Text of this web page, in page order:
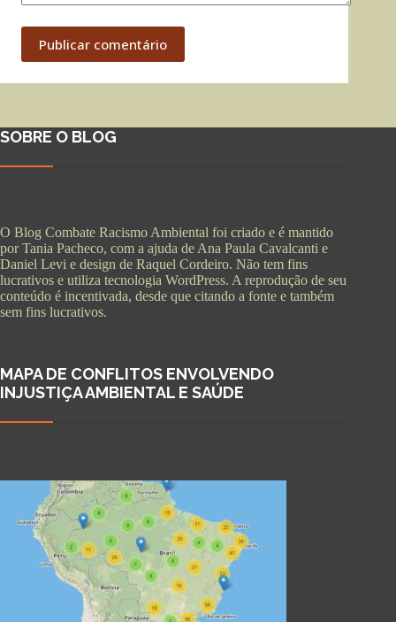
Publicar comentário
SOBRE O BLOG
O Blog Combate Racismo Ambiental foi criado e é mantido
por Tania Pacheco, com a ajuda de Ana Paula Cavalcanti e
Daniel Levi e design de Raquel Cordeiro. Não tem fins
lucrativos e utiliza tecnologia WordPress. A reprodução de seu
conteúdo é incentivada, desde que citando a fonte e também
sem fins lucrativos.
MAPA DE CONFLITOS ENVOLVENDO
INJUSTIÇA AMBIENTAL E SAÚDE